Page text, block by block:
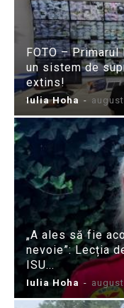
FOTO –
un sistem de
extins!
Iulia Hoha -
„A ales să fie
nevoie”: Lecția
ISU...
Iulia Hoha -